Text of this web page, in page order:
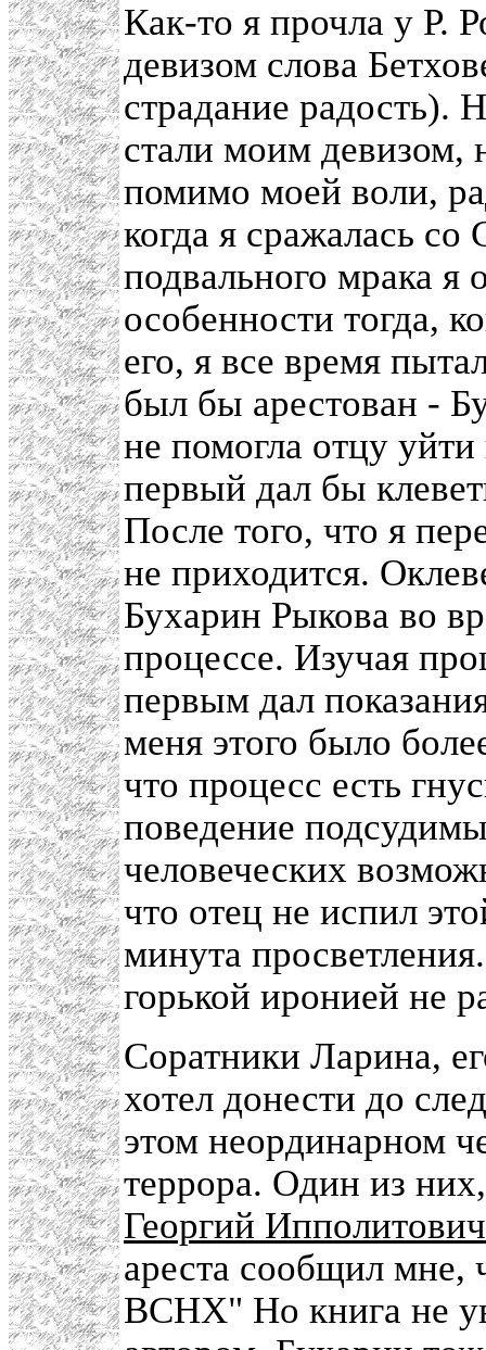
Как-то я прочла у Р.
девизом слова
страдание радость).
стали моим девизом,
помимо моей воли,
когда я сражалась
подвального мрака я
особенности тогда,
его, я все время
был бы арестован -
не помогла отцу
первый дал бы
После того, что я
не приходится.
Бухарин Рыкова во
процессе. Изучая
первым дал
меня этого было
что процесс есть
поведение
человеческих
что отец не испил
минута
горькой иронией не
Соратники Ларина,
хотел донести до
этом неординарном
террора. Один из
Георгий
ареста сообщил мне,
ВСНХ" Но книга не